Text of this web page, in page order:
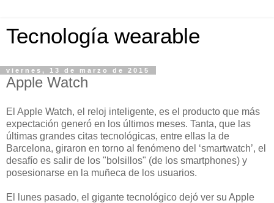
Tecnología wearable
viernes, 13 de marzo de 2015
Apple Watch
El Apple Watch, el reloj inteligente, es el producto que más
expectación generó en los últimos meses. Tanta, que las
últimas grandes citas tecnológicas, entre ellas la de
Barcelona, giraron en torno al fenómeno del ‘smartwatch’, el
desafío es salir de los "bolsillos" (de los smartphones) y
posesionarse en la muñeca de los usuarios.
El lunes pasado, el gigante tecnológico dejó ver su Apple